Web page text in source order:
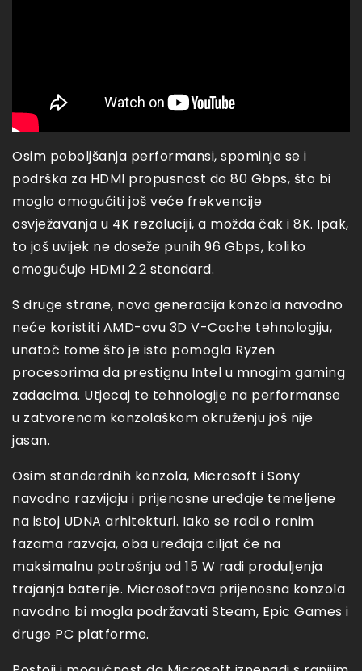
Osim poboljšanja performansi, spominje se i
podrška za HDMI propusnost do 80 Gbps, što bi
moglo omogućiti još veće frekvencije
osvježavanja u 4K rezoluciji, a možda čak i 8K. Ipak,
to još uvijek ne doseže punih 96 Gbps, koliko
omogućuje HDMI 2.2 standard.
S druge strane, nova generacija konzola navodno
neće koristiti AMD-ovu 3D V-Cache tehnologiju,
unatoč tome što je ista pomogla Ryzen
procesorima da prestignu Intel u mnogim gaming
zadacima. Utjecaj te tehnologije na performanse
u zatvorenom konzolaškom okruženju još nije
jasan.
Osim standardnih konzola, Microsoft i Sony
navodno razvijaju i prijenosne uređaje temeljene
na istoj UDNA arhitekturi. Iako se radi o ranim
fazama razvoja, oba uređaja ciljat će na
maksimalnu potrošnju od 15 W radi produljenja
trajanja baterije. Microsoftova prijenosna konzola
navodno bi mogla podržavati Steam, Epic Games i
druge PC platforme.